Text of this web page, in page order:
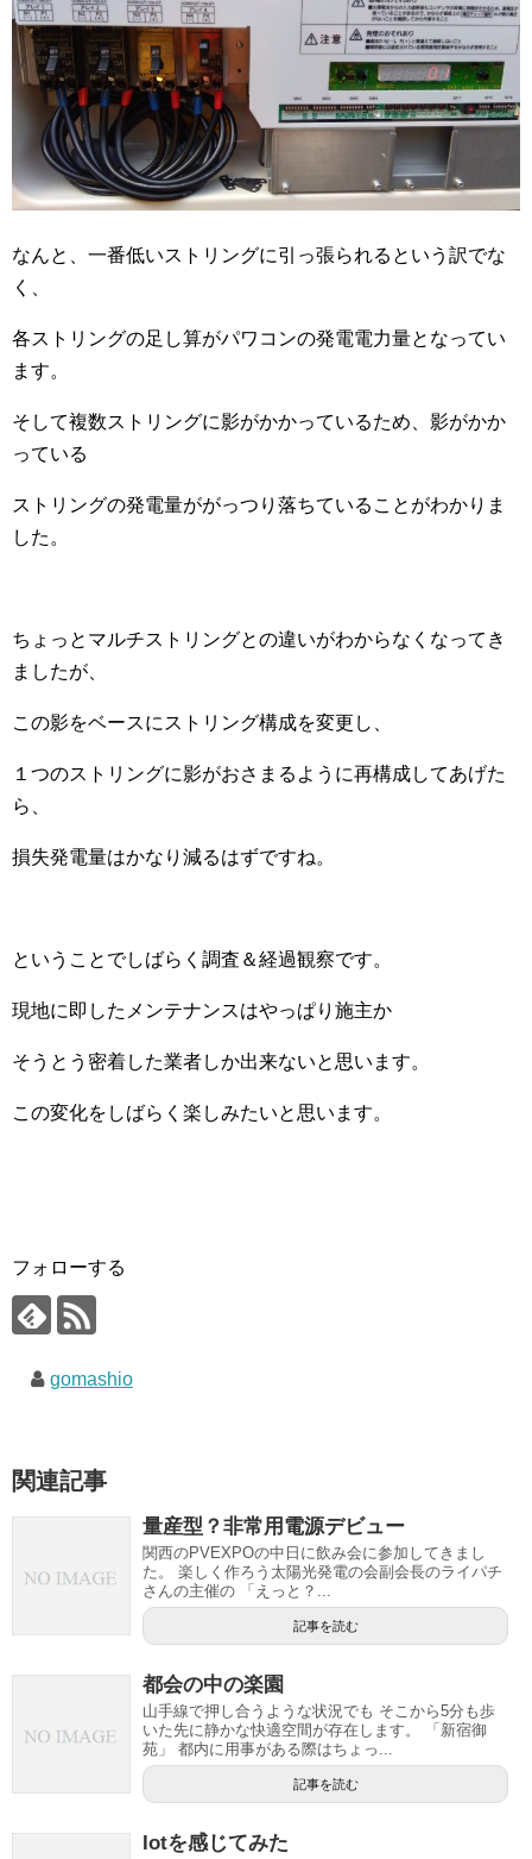
なんと、一番低いストリングに引っ張られるという訳でな
く、
各ストリングの足し算がパワコンの発電電力量となってい
ます。
そして複数ストリングに影がかかっているため、影がかか
っている
ストリングの発電量ががっつり落ちていることがわかりま
した。
ちょっとマルチストリングとの違いがわからなくなってき
ましたが、
この影をベースにストリング構成を変更し、
１つのストリングに影がおさまるように再構成してあげた
ら、
損失発電量はかなり減るはずですね。
ということでしばらく調査＆経過観察です。
現地に即したメンテナンスはやっぱり施主か
そうとう密着した業者しか出来ないと思います。
この変化をしばらく楽しみたいと思います。
フォローする
gomashio
関連記事
量産型？非常用電源デビュー
関西のPVEXPOの中日に飲み会に参加してきまし
た。 楽しく作ろう太陽光発電の会副会長のライパチ
さんの主催の 「えっと？...
記事を読む
都会の中の楽園
山手線で押し合うような状況でも そこから5分も歩
いた先に静かな快適空間が存在します。 「新宿御
苑」 都内に用事がある際はちょっ...
記事を読む
Iotを感じてみた